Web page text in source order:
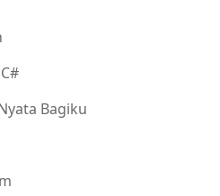
Bagiku